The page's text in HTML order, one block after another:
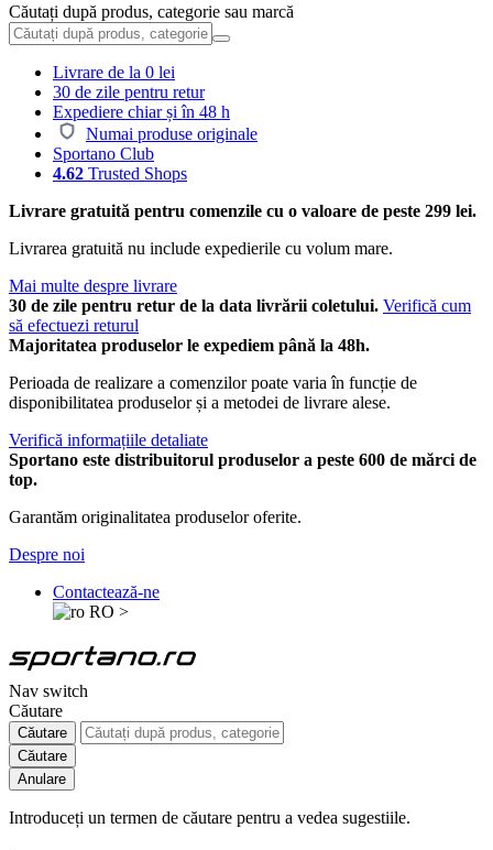
Căutați după produs, categorie sau marcă
Livrare de la 0 lei
30 de zile pentru retur
Expediere chiar și în 48 h
Numai produse originale
Sportano Club
4.62 Trusted Shops
Livrare gratuită pentru comenzile cu o valoare de peste 299 lei.
Livrarea gratuită nu include expedierile cu volum mare.
Mai multe despre livrare
30 de zile pentru retur de la data livrării coletului. Verifică cum
să efectuezi returul
Majoritatea produselor le expediem până la 48h.
Perioada de realizare a comenzilor poate varia în funcție de
disponibilitatea produselor și a metodei de livrare alese.
Verifică informațiile detaliate
Sportano este distribuitorul produselor a peste 600 de mărci de
top.
Garantăm originalitatea produselor oferite.
Despre noi
Contactează-ne
RO >
Nav switch
Căutare
Căutare
Căutare
Anulare
Introduceți un termen de căutare pentru a vedea sugestiile.